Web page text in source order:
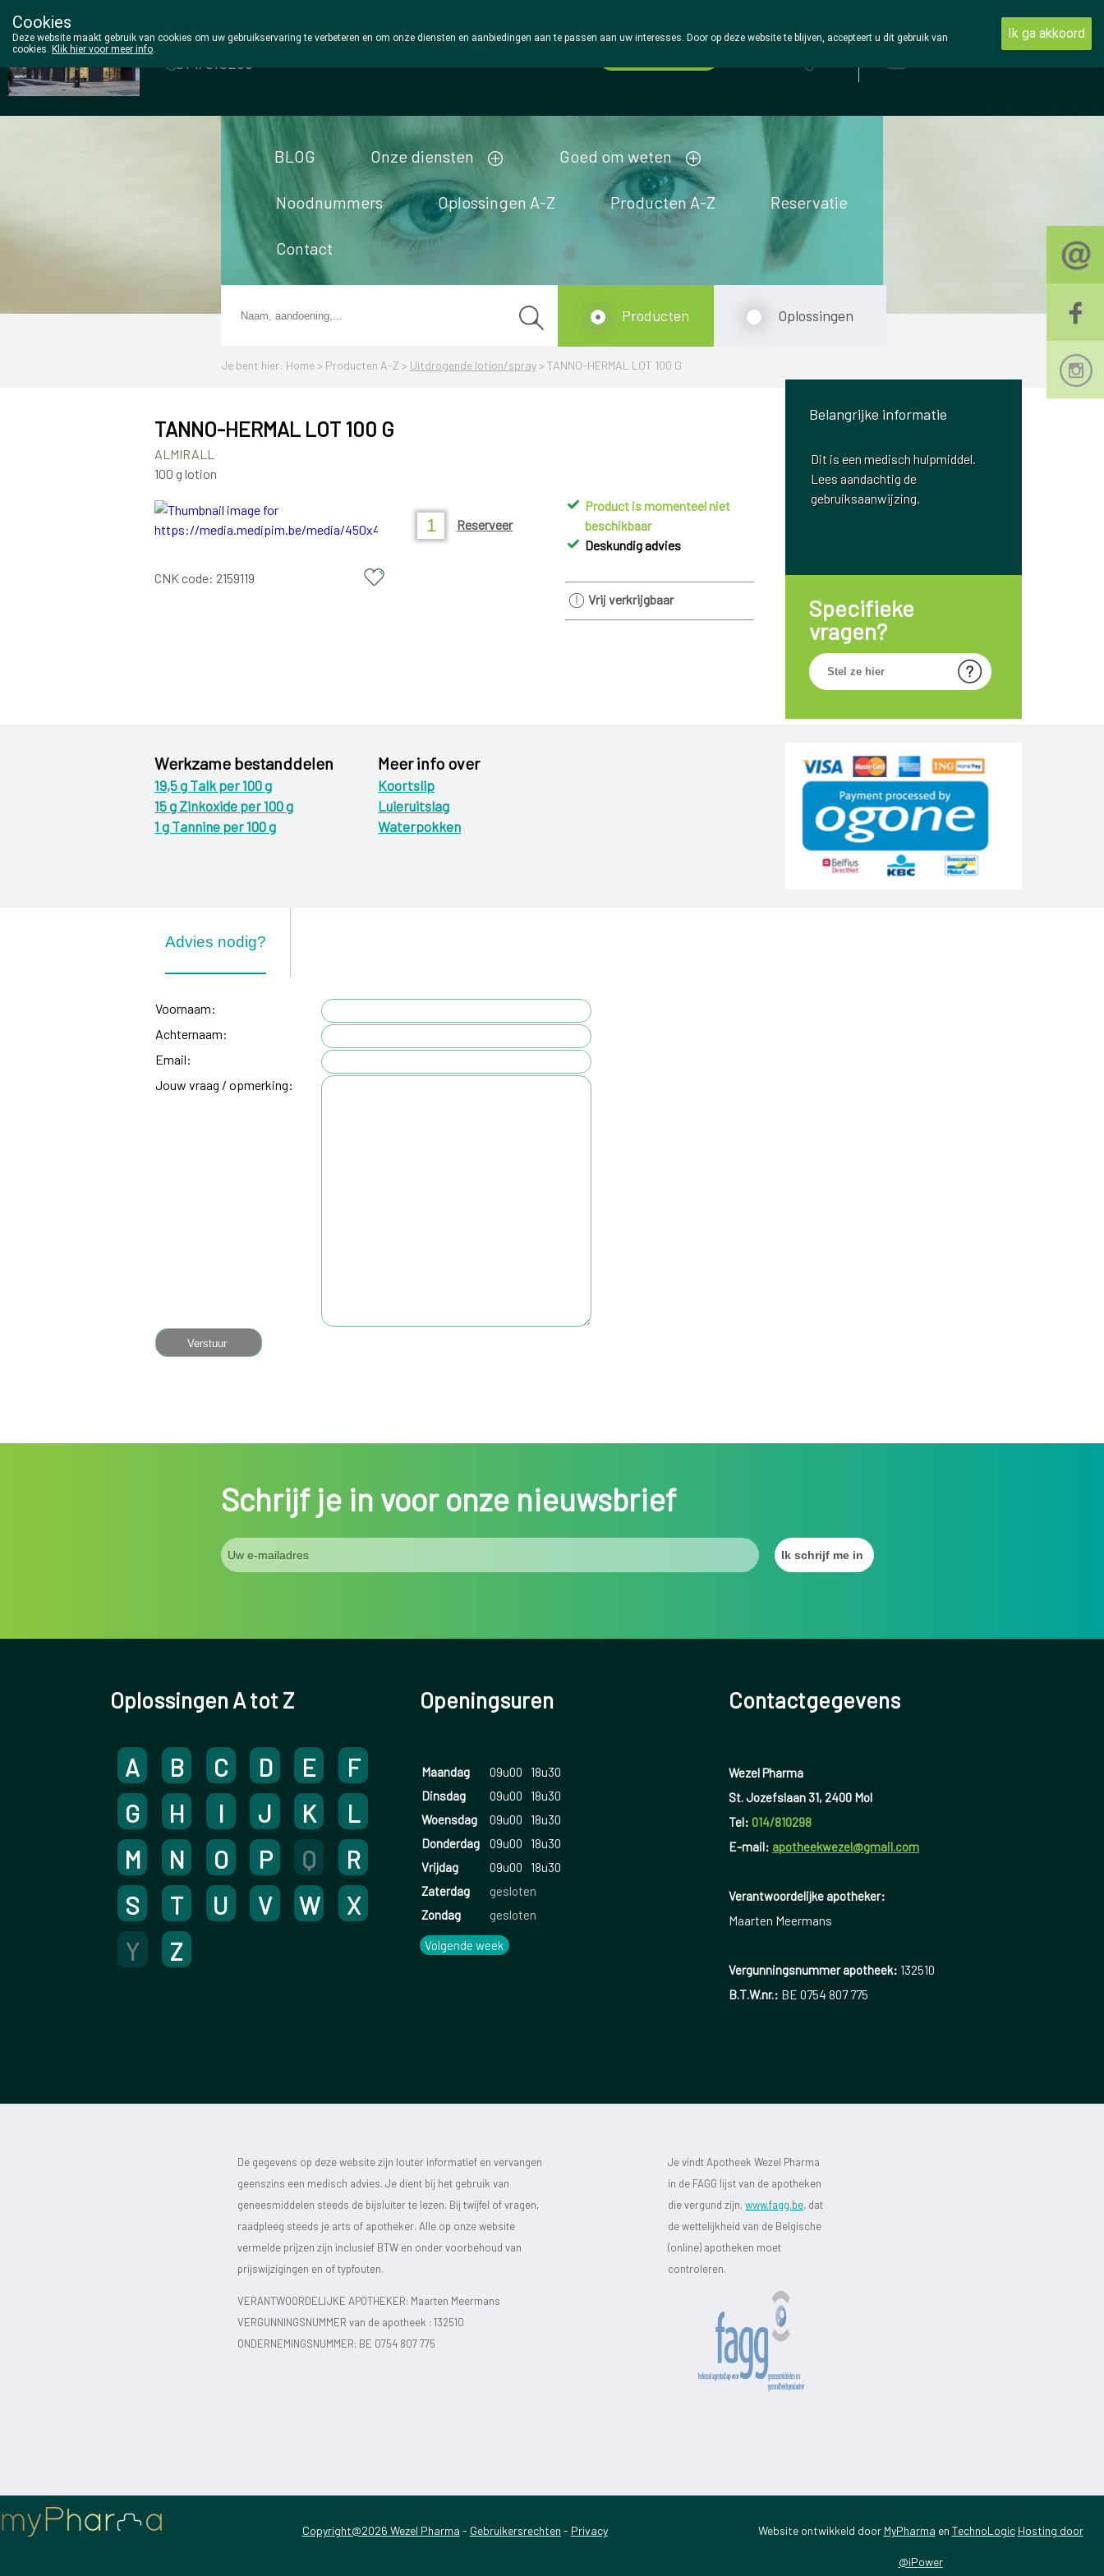
Wezel Pharma
014/810298
BLOG Onze diensten Goed om weten
Noodnummers Oplossingen A-Z Producten A-Z Reservatie
Contact
Je bent hier: Home > Producten A-Z > Uitdrogende lotion/spray>TANNO-HERMAL LOT 100 G
Producten Oplossingen
TANNO-HERMAL LOT 100 G
ALMIRALL
100 g lotion
Reserveer
CNK code: 2159119
Product is momenteel niet
beschikbaar
Deskundig advies
Vrij verkrijgbaar
Belangrijke informatie
Dit is een medisch hulpmiddel.
Lees aandachtig de
gebruiksaanwijzing.
Specifieke
vragen?
Werkzame bestanddelen
19,5 g Talk per 100 g
15 g Zinkoxide per 100 g
1 g Tannine per 100 g
Meer info over
Koortslip
Luieruitslag
Waterpokken
Advies nodig?
Voornaam:
Achternaam:
Email:
Jouw vraag / opmerking:
Schrijf je in voor onze nieuwsbrief
Oplossingen A tot Z
A B C D E
F
G
H I J K
L
M
N O P Q
R
S
T U V W
X
Y
Z
Openingsuren
Maandag 09u00
18u30
Dinsdag
09u00
18u30
Woensdag
09u00
18u30
Donderdag
09u00
18u30
Vrijdag
09u00
18u30
Zaterdag
gesloten
Zondag
gesloten
Volgende week
Contactgegevens
Wezel Pharma
St. Jozefslaan 31, 2400 Mol
Tel: 014/810298
E-mail: apotheekwezel@gmail.com
Verantwoordelijke apotheker:
Maarten Meermans
Vergunningsnummer apotheek: 132510
B.T.W.nr.: BE 0754 807 775
De gegevens op deze website zijn louter informatief en vervangen
geenszins een medisch advies. Je dient bij het gebruik van
geneesmiddelen steeds de bijsluiter te lezen. Bij twijfel of vragen,
raadpleeg steeds je arts of apotheker. Alle op onze website
vermelde prijzen zijn inclusief BTW en onder voorbehoud van
prijswijzigingen en of typfouten.
VERANTWOORDELIJKE APOTHEKER: Maarten Meermans
VERGUNNINGSNUMMER van de apotheek : 132510
ONDERNEMINGSNUMMER: BE 0754 807 775
Je vindt Apotheek Wezel Pharma
in de FAGG lijst van de apotheken
die vergund zijn.www.fagg.be, dat
de wettelijkheid van de Belgische
(online) apotheken moet
controleren.
Copyright@2026 Wezel Pharma - Gebruikersrechten - Privacy Website ontwikkeld door MyPharma en TechnoLogic Hosting door
@iPower
Cookies
Deze website maakt gebruik van cookies om uw gebruikservaring te verbeteren en om onze diensten en aanbiedingen aan te passen aan uw interesses. Door op deze website te blijven, accepteert u dit gebruik van
cookies. Klik hier voor meer info.
Ik ga akkoord